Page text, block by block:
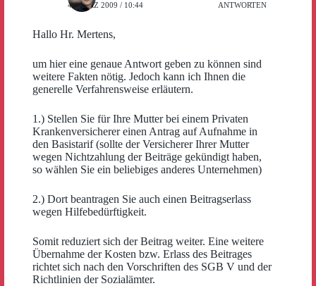
4. MÄRZ 2009 / 10:44 ANTWORTEN
Hallo Hr. Mertens,
um hier eine genaue Antwort geben zu können sind
weitere Fakten nötig. Jedoch kann ich Ihnen die
generelle Verfahrensweise erläutern.
1.) Stellen Sie für Ihre Mutter bei einem Privaten
Krankenversicherer einen Antrag auf Aufnahme in
den Basistarif (sollte der Versicherer Ihrer Mutter
wegen Nichtzahlung der Beiträge gekündigt haben,
so wählen Sie ein beliebiges anderes Unternehmen)
2.) Dort beantragen Sie auch einen Beitragserlass
wegen Hilfebedürftigkeit.
Somit reduziert sich der Beitrag weiter. Eine weitere
Übernahme der Kosten bzw. Erlass des Beitrages
richtet sich nach den Vorschriften des SGB V und der
Richtlinien der Sozialämter.